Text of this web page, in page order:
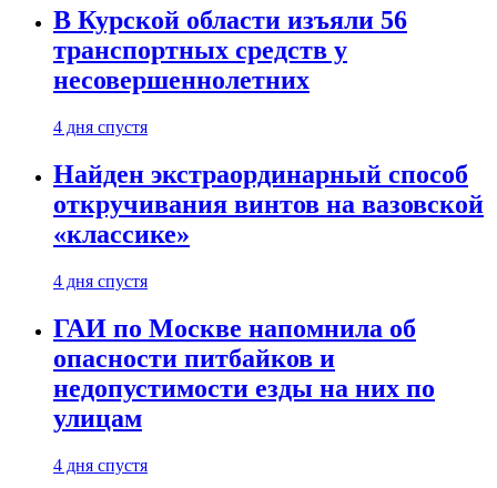
В Курской области изъяли 56
транспортных средств у
несовершеннолетних
4 дня спустя
Найден экстраординарный способ
откручивания винтов на вазовской
«классике»
4 дня спустя
ГАИ по Москве напомнила об
опасности питбайков и
недопустимости езды на них по
улицам
4 дня спустя